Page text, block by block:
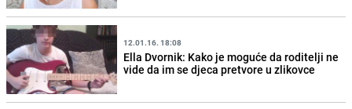
12.01.16. 18:08
Ella Dvornik: Kako je moguće da roditelji ne
vide da im se djeca pretvore u zlikovce